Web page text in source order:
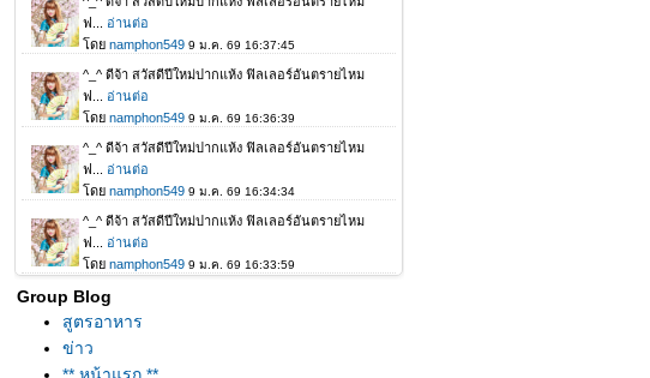
Group Blog
สูตรอาหาร
ข่าว